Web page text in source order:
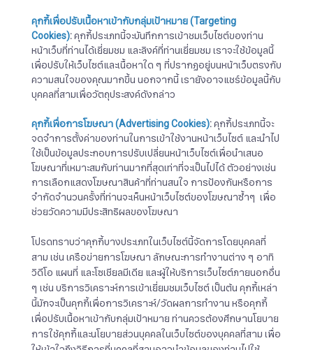
คุกกี้เพื่อปรับเนื้อหาเข้ากับกลุ่มเป้าหมาย(Targeting
Cookies):คุกกี้ประเภทนี้จะบันทึกการเข้าชมเว็บไซต์ของท่าน
หน้าเว็บที่ท่านได้เยี่ยมชม และลิงค์ที่ท่านเยี่ยมชม เราจะใช้ข้อมูลนี้
เพื่อปรับให้เว็บไซต์และเนื้อหาใด ๆ ที่ปรากฏอยู่บนหน้าเว็บตรงกับ
ความสนใจของคุณมากขึ้น นอกจากนี้ เรายังอาจแชร์ข้อมูลนี้กับ
บุคคลที่สามเพื่อวัตถุประสงค์ดังกล่าว
คุกกี้เพื่อการโฆษณา(Advertising Cookies):คุกกี้ประเภทนี้จะ
จดจำการตั้งค่าของท่านในการเข้าใช้งานหน้าเว็บไซต์ และนำไป
ใช้เป็นข้อมูลประกอบการปรับเปลี่ยนหน้าเว็บไซต์เพื่อนำเสนอ
โฆษณาที่เหมาะสมกับท่านมากที่สุดเท่าที่จะเป็นไปได้ ตัวอย่างเช่น
การเลือกแสดงโฆษณาสินค้าที่ท่านสนใจ การป้องกันหรือการ
จำกัดจำนวนครั้งที่ท่านจะเห็นหน้าเว็บไซต์ของโฆษณาซ้ำๆ เพื่อ
ช่วยวัดความมีประสิทธิผลของโฆษณา
โปรดทราบว่าคุกกี้บางประเภทในเว็บไซต์นี้จัดการโดยบุคคลที่
สาม เช่น เครือข่ายการโฆษณา ลักษณะการทำงานต่าง ๆ อาทิ
วิดีโอ แผนที่ และโซเชียลมีเดีย และผู้ให้บริการเว็บไซต์ภายนอกอื่น
ๆ เช่น บริการวิเคราะห์การเข้าเยี่ยมชมเว็บไซต์ เป็นต้น คุกกี้เหล่า
นี้มักจะเป็นคุกกี้เพื่อการวิเคราะห์/วัดผลการทำงาน หรือคุกกี้
เพื่อปรับเนื้อหาเข้ากับกลุ่มเป้าหมาย ท่านควรต้องศึกษานโยบาย
การใช้คุกกี้และนโยบายส่วนบุคคลในเว็บไซต์ของบุคคลที่สาม เพื่อ